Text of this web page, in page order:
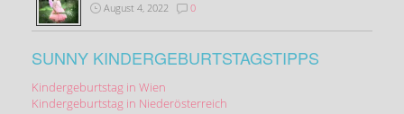
August 4, 2022 0
SUNNY KINDERGEBURTSTAGSTIPPS
Kindergeburtstag in Wien
Kindergeburtstag in Niederösterreich